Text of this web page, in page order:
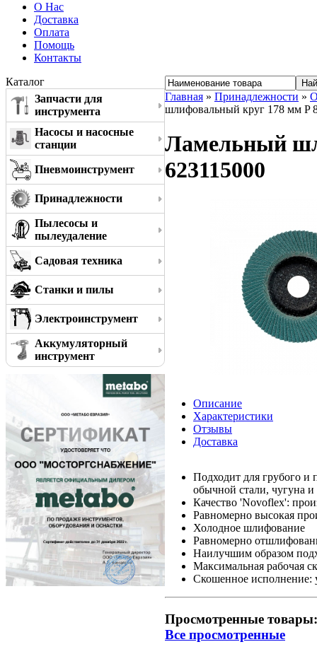
О Нас
Доставка
Оплата
Помощь
Контакты
Каталог
Запчасти для
инструмента
Насосы и насосные
станции
Пневмоинструмент
Принадлежности
Пылесосы и
пылеудаление
Садовая техника
Станки и пилы
Электроинструмент
Аккумуляторный
инструмент
Главная » Принадлежности »
шлифовальный круг 178 мм P
Ламельный
623115000
Описание
Характеристики
Отзывы
Доставка
Подходит для грубого и
обычной стали, чугуна и
Качество 'Novoflex':
Равномерно высокая
Холодное шлифование
Равномерно
Наилучшим образом
Максимальная рабочая
Скошенное исполнение:
Просмотренные товары:
Все просмотренные